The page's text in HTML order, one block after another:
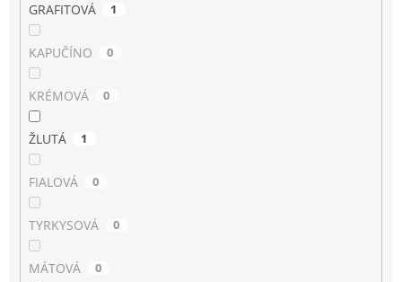
GRAFITOVÁ 1
KAPUČÍNO 0
KRÉMOVÁ 0
ŽLUTÁ 1
FIALOVÁ 0
TYRKYSOVÁ 0
MÁTOVÁ 0